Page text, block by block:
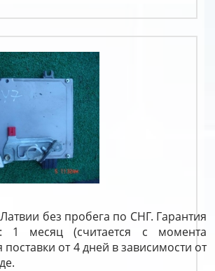
без пробега по СНГ. Гарантия
1 месяц (считается с момента
от 4 дней в зависимости от